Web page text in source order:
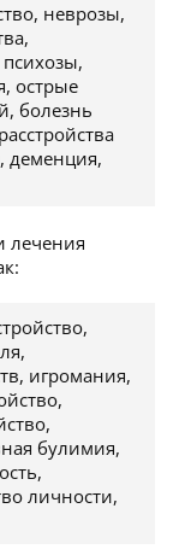
неврозы,
острые
болезнь
деменция,
лечения
игромания,
булимия,
личности,